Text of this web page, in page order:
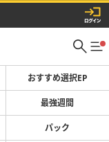
おすすめ選択EP
最強週間
パック